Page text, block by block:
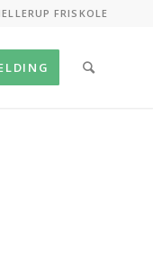
FRISKOLE